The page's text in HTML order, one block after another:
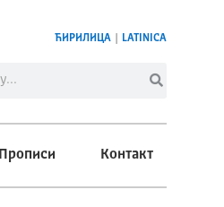
ЋИРИЛИЦА LATINICA
Прописи Контакт